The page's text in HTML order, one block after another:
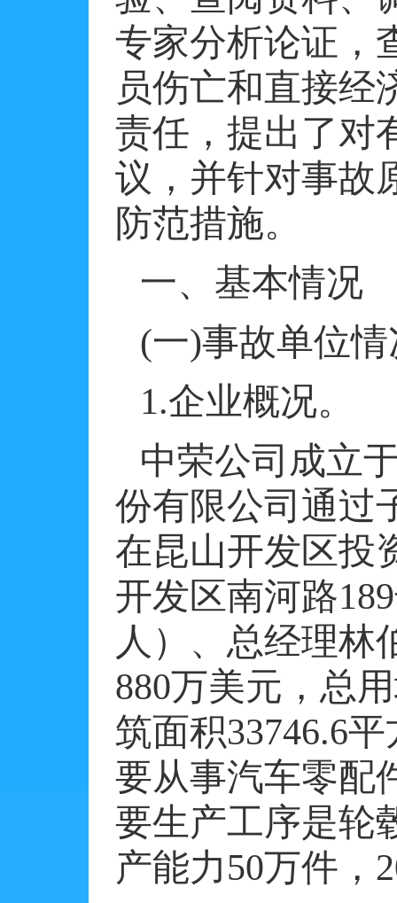
专家分析论证，
员伤亡和直接经
责任，提出了对
议，并针对事故
防范措施。
一、基本情况
(一)事故单位
1.企业概况。
中荣公司成立
份有限公司通过
在昆山开发区投
开发区南河路189
人）、总经理林
880万美元，总
筑面积33746.6平
要从事汽车零配
要生产工序是轮
产能力50万件，